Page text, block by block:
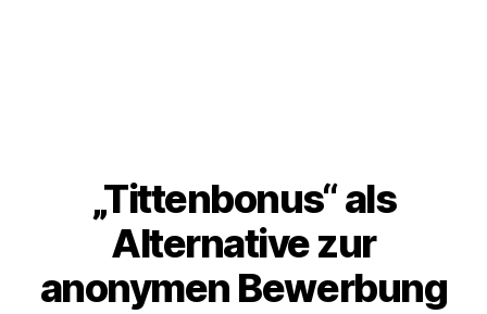
„Tittenbonus“ als
Alternative zur
anonymen Bewerbung